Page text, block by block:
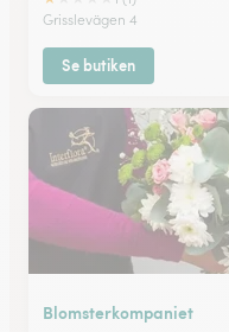
Grisslevägen 4
Se butiken
Blomsterkompaniet